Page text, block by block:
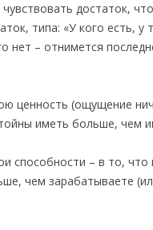
достаток,
типа: «У кого есть, у
нет – отнимется
ценность (ощущение
иметь больше, чем
способности – в то,
чем зарабатываете